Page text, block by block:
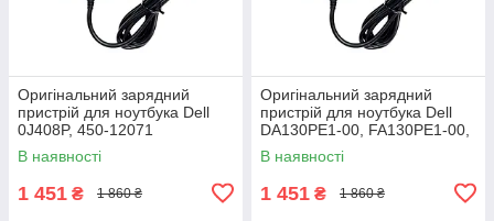
Оригінальний зарядний
пристрій для ноутбука Dell
0J408P, 450-12071
В наявності
1 451 ₴ 1 860 ₴
Оригінальний зарядний
пристрій для ноутбука Dell
DA130PE1-00, FA130PE1-00,
HA130PM160
В наявності
1 451 ₴ 1 860 ₴